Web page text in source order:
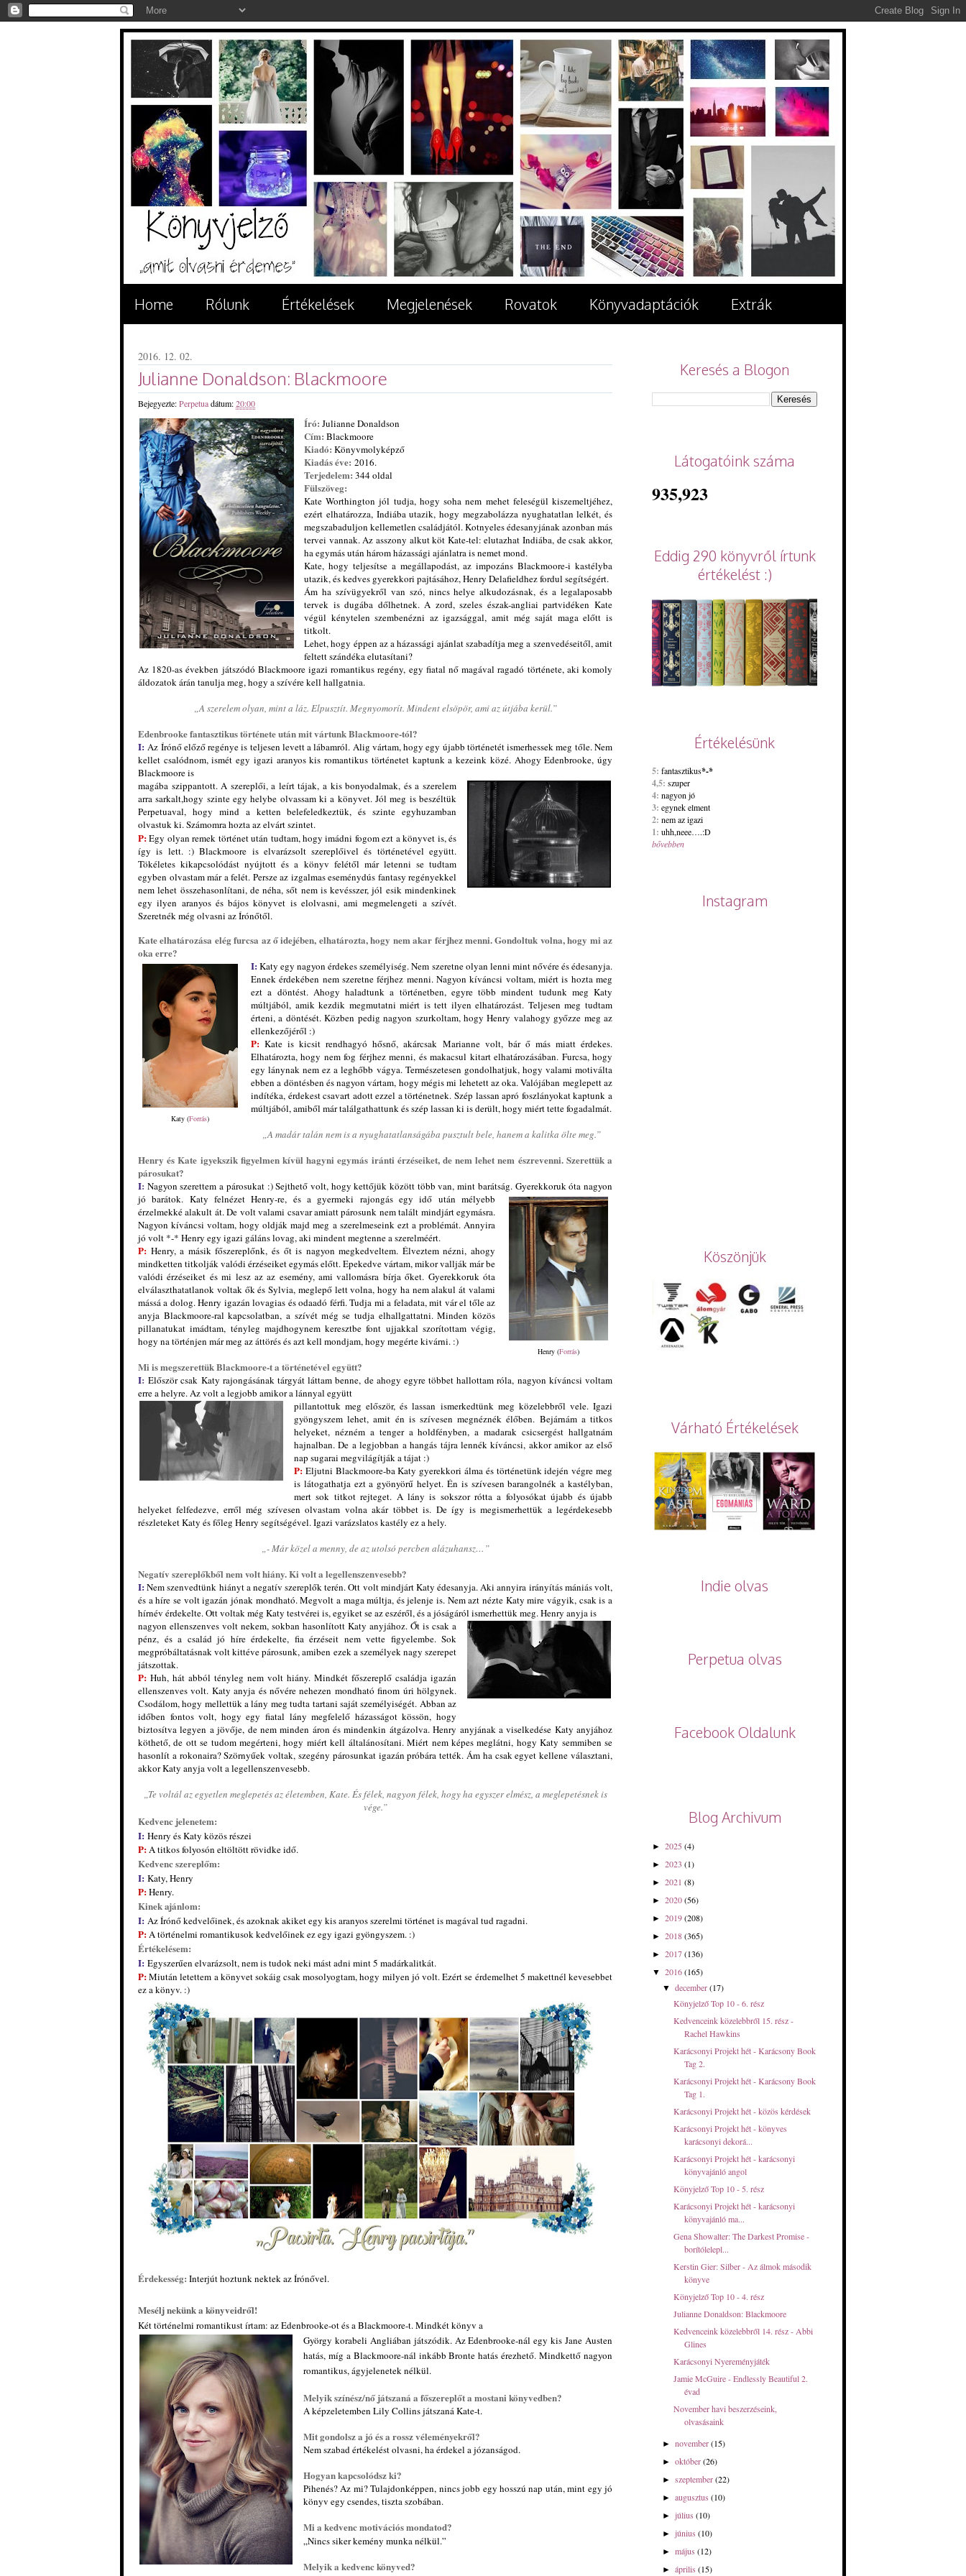
Home Rólunk Értékelések Megjelenések Rovatok Könyvadaptációk Extrák
2016. 12. 02.
Julianne Donaldson: Blackmoore
Bejegyezte:Perpetuadátum:20:00
Író: Julianne Donaldson
Cím: Blackmoore
Kiadó: Könyvmolyképző
Kiadás éve: 2016.
Terjedelem: 344oldal
Fülszöveg:
Kate ​​Worthington jól tudja, hogy soha nem mehet feleségül kiszemeltjéhez,
ezért elhatározza, Indiába utazik, hogy megzabolázza nyughatatlan lelkét, és
megszabaduljon kellemetlen családjától. Kotnyeles édesanyjának azonban más
tervei vannak. Az asszony alkut köt Kate-tel: elutazhat Indiába, de csak akkor,
ha egymás után három házassági ajánlatra is nemet mond.
Kate, hogy teljesítse a megállapodást, az impozáns Blackmoore-i kastélyba
utazik, és kedves gyerekkori pajtásához, Henry Delafieldhez fordul segítségért.
Ám ha szívügyekről van szó, nincs helye alkudozásnak, és a legalaposabb
tervek is dugába dőlhetnek. A zord, szeles észak-angliai partvidéken Kate
végül kénytelen szembenézni az igazsággal, amit még saját maga előtt is
titkolt.
Lehet, hogy éppen az a házassági ajánlat szabadítja meg a szenvedéseitől, amit
feltett szándéka elutasítani?
Az 1820-as években játszódó Blackmoore igazi romantikus regény, egy fiatal nő magával ragadó története, aki komoly
áldozatok árán tanulja meg, hogy a szívére kell hallgatnia.
„A szerelem olyan, mint a láz. Elpusztít. Megnyomorít. Mindent elsöpör, ami az útjába kerül.”
Edenbrooke fantasztikus története után mit vártunk Blackmoore-tól?
I:Az Írónő előző regénye is teljesen levett a lábamról. Alig vártam, hogy egy újabb történetét ismerhessek meg tőle. Nem
kellet csalódnom, ismét egy igazi aranyos kis romantikus történetet kaptunk a kezeink közé. Ahogy Edenbrooke, úgy
Blackmoore is
magába szippantott. A szereplői, a leírt tájak, a kis bonyodalmak, és a szerelem
arra sarkalt,hogy szinte egy helybe olvassam ki a könyvet. Jól meg is beszéltük
Perpetuaval, hogy mind a ketten belefeledkeztük, és szinte egyhuzamban
olvastuk ki. Számomra hozta az elvárt szintet.
P:Egy olyan remek történet után tudtam, hogy imádni fogom ezt a könyvet is, és
így is lett. :) Blackmoore is elvarázsolt szereplőivel és történetével együtt.
Tökéletes kikapcsolódást nyújtott és a könyv felétől már letenni se tudtam
egyben olvastam már a felét. Persze az izgalmas eseménydús fantasy regényekkel
nem lehet összehasonlítani, de néha, sőt nem is kevésszer, jól esik mindenkinek
egy ilyen aranyos és bájos könyvet is elolvasni, ami megmelengeti a szívét.
Szeretnék még olvasni az Írónőtől.
Kate elhatározása elég furcsa az ő idejében, elhatározta, hogy nem akar férjhez menni. Gondoltuk volna, hogy mi az
oka erre?
Katy (Forrás)
I: Katy egy nagyon érdekes személyiség. Nem szeretne olyan lenni mint nővére és édesanyja.
Ennek érdekében nem szeretne férjhez menni. Nagyon kíváncsi voltam, miért is hozta meg
ezt a döntést. Ahogy haladtunk a történetben, egyre több mindent tudunk meg Katy
múltjából, amik kezdik megmutatni miért is tett ilyen elhatározást. Teljesen meg tudtam
érteni, a döntését. Közben pedig nagyon szurkoltam, hogy Henry valahogy győzze meg az
ellenkezőjéről :)
P: Kate is kicsit rendhagyó hősnő, akárcsak Marianne volt, bár ő más miatt érdekes.
Elhatározta, hogy nem fog férjhez menni, és makacsul kitart elhatározásában. Furcsa, hogy
egy lánynak nem ez a leghőbb vágya. Természetesen gondolhatjuk, hogy valami motiválta
ebben a döntésben és nagyon vártam, hogy mégis mi lehetett az oka. Valójában meglepett az
indítéka, érdekest csavart adott ezzel a történetnek. Szép lassan apró foszlányokat kaptunk a
múltjából, amiből már találgathattunk és szép lassan ki is derült, hogy miért tette fogadalmát.
„A madár talán nem is a nyughatatlanságába pusztult bele, hanem a kalitka ölte meg.”
Henry és Kate igyekszik figyelmen kívül hagyni egymás iránti érzéseiket, de nem lehet nem észrevenni. Szerettük a
párosukat?
I: Nagyon szerettem a párosukat :) Sejthető volt, hogy kettőjük között több van, mint barátság. Gyerekkoruk óta nagyon
jó barátok. Katy felnézet Henry-re, és a gyermeki
Henry (Forrás)
rajongás egy idő után mélyebb
érzelmekké alakult át.De volt valami csavar amiatt párosunk nem talált mindjárt egymásra.
Nagyon kíváncsi voltam, hogy oldják majd meg a szerelmeseink ezt a problémát. Annyira
jó volt *-* Henry egy igazi gáláns lovag, aki mindent megtenne a szerelméért.
P: Henry, a másik főszereplőnk, és őt is nagyon megkedveltem. Élveztem nézni, ahogy
mindketten titkolják valódi érzéseiket egymás előtt. Epekedve vártam, mikor vallják már be
valódi érzéseiket és mi lesz az az esemény, ami vallomásra bírja őket. Gyerekkoruk óta
elválaszthatatlanok voltak ők és Sylvia, meglepő lett volna, hogy ha nem alakul át valami
mássá a dolog. Henry igazán lovagias és odaadó férfi. Tudja mi a feladata, mit vár el tőle az
anyja Blackmoore-ral kapcsolatban, a szívét még se tudja elhallgattatni. Minden közös
pillanatukat imádtam, tényleg majdhogynem keresztbe font ujjakkal szorítottam végig,
hogy na történjen már meg az áttörés és azt kell mondjam, hogy megérte kivárni. :)
Mi is megszerettük Blackmoore-t a történetével együtt?
I:Először csak Katy rajongásának tárgyát láttam benne, de ahogy egyre többet hallottam róla, nagyon kíváncsi voltam
erre a helyre. Az volt a legjobb amikor a lánnyal együtt
pillantottuk meg először, és lassan ismerkedtünk meg közelebbről vele. Igazi
gyöngyszem lehet, amit én is szívesen megnéznék élőben. Bejárnám a titkos
helyeket, nézném a tenger a holdfényben, a madarak csicsergést hallgatnám
hajnalban. De a legjobban a hangás tájra lennék kíváncsi, akkor amikor az első
nap sugarai megvilágítják a tájat :)
P: Eljutni Blackmoore-ba Katy gyerekkori álma és történetünk idején végre meg
is látogathatja ezt a gyönyörű helyet. Én is szívesen barangolnék a kastélyban,
mert sok titkot rejteget. A lány is sokszor rótta a folyosókat újabb és újabb
helyeket felfedezve, erről még szívesen olvastam volna akár többet is. De így is megismerhettük a legérdekesebb
részleteket Katy és főleg Henry segítségével. Igazi varázslatos kastély ez a hely.
„- Már közel a menny, de az utolsó percben alázuhansz…”
Negatív szereplőkből nem volt hiány. Ki volt a legellenszenvesebb?
I: Nem szenvedtünk hiányt a negatív szereplők terén.Ott volt mindjárt Katy édesanyja. Aki annyira irányítás mániás volt,
és a híre se volt igazán jónak mondható. Megvolt a maga múltja, és jelenje is. Nem azt nézte Katy mire vágyik, csak is a
hírnév érdekelte. Ott voltakmég Katy testvérei is, egyiket se az eszéről, és a jóságáról ismerhettük meg. Henry anyja is
nagyon ellenszenves volt nekem, sokban hasonlított Katy anyjához. Őt is csak a
pénz, és a család jó híre érdekelte, fia érzéseit nem vette figyelembe. Sok
megpróbáltatásnak volt kittéve párosunk, amiben ezek a személyek nagy szerepet
játszottak.
P: Huh, hát abból tényleg nem volt hiány. Mindkét főszereplő családja igazán
ellenszenves volt. Katy anyja és nővére nehezen mondható finom úri hölgynek.
Csodálom, hogy mellettük a lány meg tudta tartani saját személyiségét. Abban az
időben fontos volt, hogy egy fiatal lány megfelelő házasságot kössön, hogy
biztosítva legyen a jövője, de nem minden áron és mindenkin átgázolva. Henry anyjának a viselkedése Katy anyjához
köthető, de ott se tudom megérteni, hogy miért kell általánosítani. Miért nem képes meglátni, hogy Katy semmiben se
hasonlít a rokonaira? Szörnyűek voltak, szegény párosunkat igazán próbára tették. Ám ha csak egyet kellene választani,
akkor Katy anyja volt a legellenszenvesebb.
„Te voltál az egyetlen meglepetés az életemben, Kate. És félek, nagyon félek, hogy ha egyszer elmész, a meglepetésnek is
vége.”
Kedvenc jelenetem:
I: Henry és Katy közös részei
P:A titkos folyosón eltöltött rövidke idő.
Kedvenc szereplőm:
I: Katy, Henry
P:Henry.
Kinek ajánlom:
I: Az Írónő kedvelőinek, és azoknak akiket egy kis aranyos szerelmi történet is magával tud ragadni.
P:A történelmi romantikusok kedvelőinek ez egy igazi gyöngyszem. :)
Értékelésem:
I: Egyszerűen elvarázsolt, nem is tudok neki mást adni mint 5 madárkalitkát.
P:Miután letettem a könyvet sokáig csak mosolyogtam, hogy milyen jó volt.Ezért se érdemelhet 5 makettnél kevesebbet
ez a könyv. :)
Érdekesség: Interjút hoztunk nektek az Írónővel.
Mesélj nekünk a könyveidről!
Két történelmi romantikust írtam: az Edenbrooke-ot és a Blackmoore-t. Mindkét könyv a
György korabeli Angliában játszódik. Az Edenbrooke-nál egy kis Jane Austen
hatás, míg a Blackmoore-nál inkább Bronte hatás érezhető. Mindkettő nagyon
romantikus, ágyjelenetek nélkül.
Melyik színész/nő játszaná a főszereplőt a mostani könyvedben?
A képzeletemben Lily Collins játszaná Kate-t.
Mit gondolsz a jó és a rossz véleményekről?
Nem szabad értékelést olvasni, ha érdekel a józanságod.
Hogyan kapcsolódsz ki?
Pihenés? Az mi? Tulajdonképpen, nincs jobb egy hosszú nap után, mint egy jó
könyv egy csendes, tiszta szobában.
Mi a kedvenc motivációs mondatod?
„Nincs siker kemény munka nélkül.”
Melyik a kedvenc könyved?
Keresés a Blogon
Látogatóink száma
935,923
Eddig 290 könyvről írtunk
értékelést :)
Értékelésünk
5: fantasztikus*-*
4,5: szuper
4: nagyon jó
3: egynek elment
2: nem az igazi
1: uhh,neee….:D
bővebben
Instagram
Köszönjük
Várható Értékelések
Indie olvas
Perpetua olvas
Facebook Oldalunk
Blog Archivum
► 2025 (4)
► 2023 (1)
► 2021 (8)
► 2020(56)
► 2019(208)
► 2018(365)
► 2017(136)
▼ 2016(165)
▼ december (17)
Könyjelző Top 10 - 6. rész
Kedvenceink közelebbről 15. rész -
Rachel Hawkins
Karácsonyi Projekt hét - Karácsony Book
Tag 2.
Karácsonyi Projekt hét - Karácsony Book
Tag 1.
Karácsonyi Projekt hét - közös kérdések
Karácsonyi Projekt hét - könyves
karácsonyi dekorá...
Karácsonyi Projekt hét - karácsonyi
könyvajánló angol
Könyjelző Top 10 - 5. rész
Karácsonyi Projekt hét - karácsonyi
könyvajánló ma...
Gena Showalter: The Darkest Promise -
borítólelepl...
Kerstin Gier: Silber - Az álmok második
könyve
Könyjelző Top 10 - 4. rész
Julianne Donaldson: Blackmoore
Kedvenceink közelebbről 14. rész - Abbi
Glines
Karácsonyi Nyereményjáték
Jamie McGuire - Endlessly Beautiful 2.
évad
November havi beszerzéseink,
olvasásaink
►november (15)
►október (26)
►szeptember (22)
►augusztus (10)
►július (10)
►június (10)
►május (12)
►április (15)